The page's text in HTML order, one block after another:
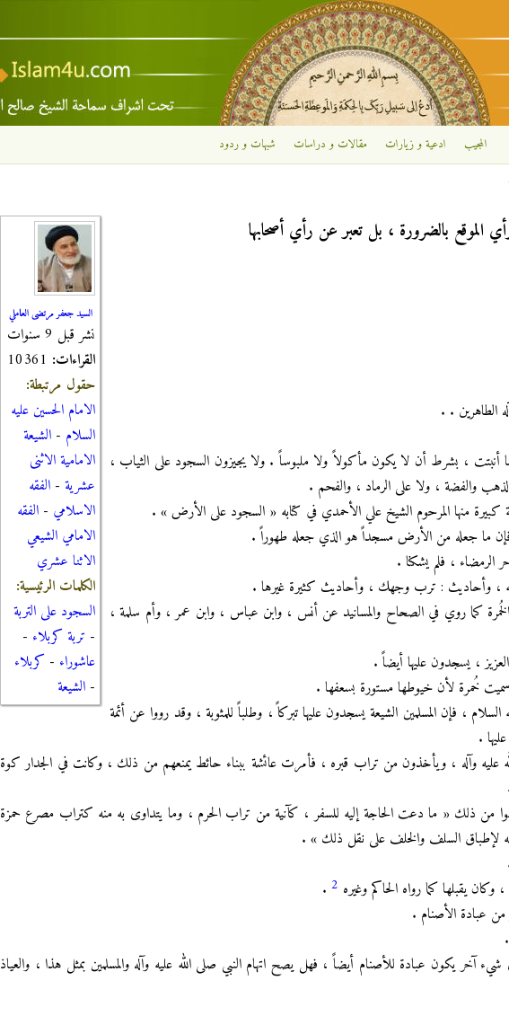
تجاوز إلى المحتوى الرئيسي
المجيب ادعية و زيارات مقالات و دراسات شبهات و ردود
السيد جعفر مرتضى العاملي
نشر قبل 9 سنوات
القراءات:
حقول مرتبطة:
الامام الحسين عليه
السلام - الشيعة
الامامية الاثنى
عشرية - الفقه
الاسلامي - الفقه
الامامي الشيعي
الاثنا عشري
الكلمات الرئيسية:
السجود على التربة
- تربة كربلاء -
عاشوراء - كربلاء
- الشيعة
الموقع بالضرورة ، بل تعبر عن رأي أصحابها
الطاهرين . .
أنبتت ، بشرط أن لا يكون مأكولاً ولا ملبوساً . ولا يجيزون السجود على الثياب ،
والفضة ، ولا على الرماد ، والفحم .
منها المرحوم الشيخ علي الأحمدي في كتابه « السجود على الأرض » .
ما جعله من الأرض مسجداً هو الذي جعله طهوراً .
الرمضاء ، فلم يشكنا .
، وأحاديث : ترب وجهك ، وأحاديث كثيرة غيرها .
كما روي في الصحاح والمسانيد عن أنس ، وابن عباس ، وابن عمر ، وأم سلمة ،
، يسجدون عليها أيضاً .
خُمرة لأن خيوطها مستورة بسعفها .
، فإن المسلمين الشيعة يسجدون عليها تبركاً ، وطلباً للمثوبة ، وقد رووا عن أئمة
.
عليه وآله ، ويأخذون من تراب قبره ، فأمرت عائشة ببناء حائط يمنعهم من ذلك ، وكانت في الجدار كوة
من ذلك « ما دعت الحاجة إليه للسفر ، كآنية من تراب الحرم ، وما يتداوى به منه كتراب مصرع حمزة
لإطباق السلف والخلف على نقل ذلك » .
يقبلها كما رواه الحاكم وغيره 2
.
من عبادة الأصنام .
آخر يكون عبادة للأصنام أيضاً ، فهل يصح اتهام النبي صلى الله عليه وآله والمسلمين بمثل هذا ، والعياذ